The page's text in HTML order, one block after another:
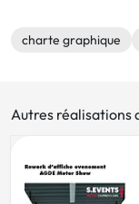
charte graphique
Autres réalisations